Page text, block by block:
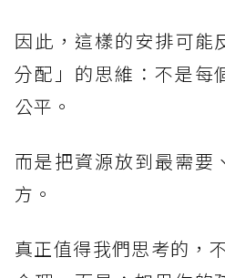
因此，這樣的安排可能
分配」的思維：不是每
公平。
而是把資源放到最需要
方。
真正值得我們思考的，